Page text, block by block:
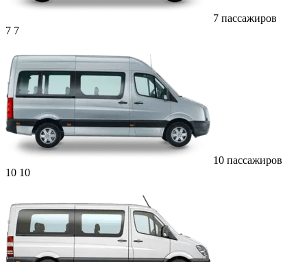
7 пассажиров
7 7
10 пассажиров
10 10